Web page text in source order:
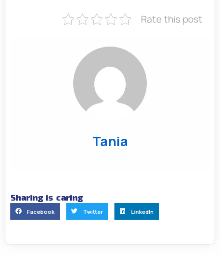
Rate this post
Tania
Sharing is caring
Facebook Twitter LinkedIn